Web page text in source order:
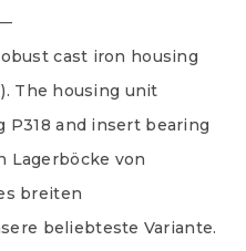
cast iron housing
The housing unit
P318 and insert bearing
Lagerböcke von
breiten
beliebteste Variante.